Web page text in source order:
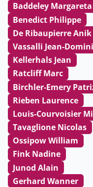
Baddeley Margareta
Benedict Philippe
De Ribaupierre Anik
Vassalli Jean-
Kellerhals Jean
Ratcliff Marc
Birchler-Emery
Rieben Laurence
Louis-Courvoisier
Tavaglione Nicolas
Ossipow William
Fink Nadine
Junod Alain
Gerhard Wanner